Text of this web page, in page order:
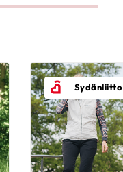
Sydänliitto